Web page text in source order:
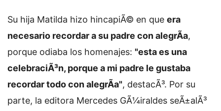
Su hija Matilda hizo hincapiÃ© en que era
necesario recordar a su padre con alegrÃ­a,
porque odiaba los homenajes: "esta es una
celebraciÃ³n, porque a mi padre le gustaba
recordar todo con alegrÃ­a", destacÃ³. Por su
parte, la editora Mercedes GÃ¼iraldes seÃ±alÃ³